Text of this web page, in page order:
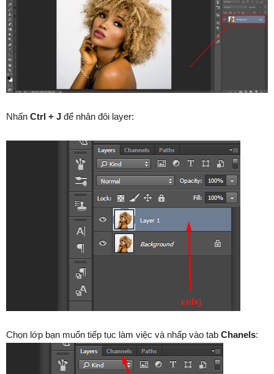
Nhấn Ctrl + J để nhân đôi layer:
Chọn lớp bạn muốn tiếp tục làm việc và nhấp vào tab Chanels: